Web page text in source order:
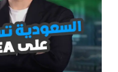
01:12